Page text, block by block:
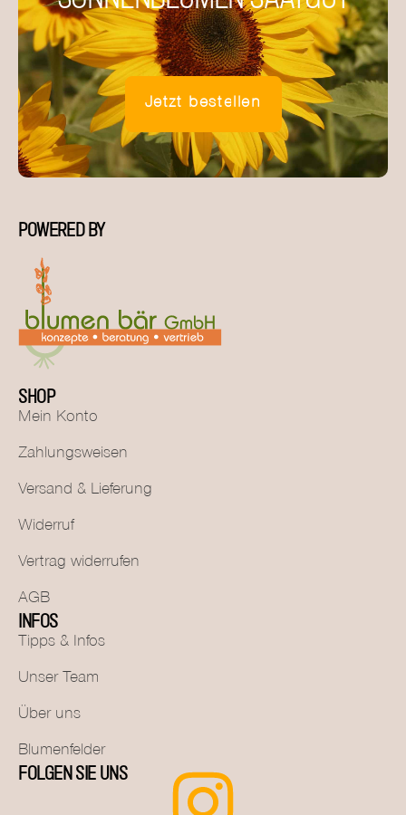
Jetzt bestellen
POWERED BY
SHOP
Mein Konto
Zahlungsweisen
Versand & Lieferung
Widerruf
Vertrag widerrufen
AGB
INFOS
Tipps & Infos
Unser Team
Über uns
Blumenfelder
FOLGEN SIE UNS